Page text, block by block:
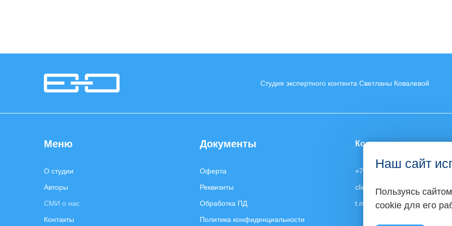
Студия экспертного контента Светланы Ковалевой
Меню
О студии
Авторы
СМИ о нас
Контакты
Документы
Оферта
Реквизиты
Обработка ПД
Политика конфиденциальности
Контакты
+7 903 130-30-76
client@expert-content.ru
t.me/expertcontent_ru
Наш сайт
Пользуясь
cookie для его